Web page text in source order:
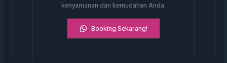
kenyamanan dan kemudahan Anda.
Booking Sekarang!